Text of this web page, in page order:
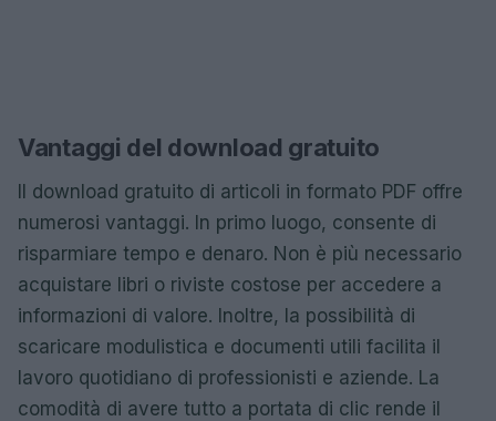
Vantaggi del download gratuito
Il download gratuito di articoli in formato PDF offre
numerosi vantaggi. In primo luogo, consente di
risparmiare tempo e denaro. Non è più necessario
acquistare libri o riviste costose per accedere a
informazioni di valore. Inoltre, la possibilità di
scaricare modulistica e documenti utili facilita il
lavoro quotidiano di professionisti e aziende. La
comodità di avere tutto a portata di clic rende il